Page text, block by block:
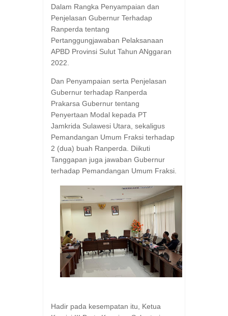
Dalam Rangka Penyampaian dan
Penjelasan Gubernur Terhadap
Ranperda tentang
Pertanggungjawaban Pelaksanaan
APBD Provinsi Sulut Tahun ANggaran
2022.
Dan Penyampaian serta Penjelasan
Gubernur terhadap Ranperda
Prakarsa Gubernur tentang
Penyertaan Modal kepada PT
Jamkrida Sulawesi Utara, sekaligus
Pemandangan Umum Fraksi terhadap
2 (dua) buah Ranperda. Diikuti
Tanggapan juga jawaban Gubernur
terhadap Pemandangan Umum Fraksi.
Hadir pada kesempatan itu, Ketua